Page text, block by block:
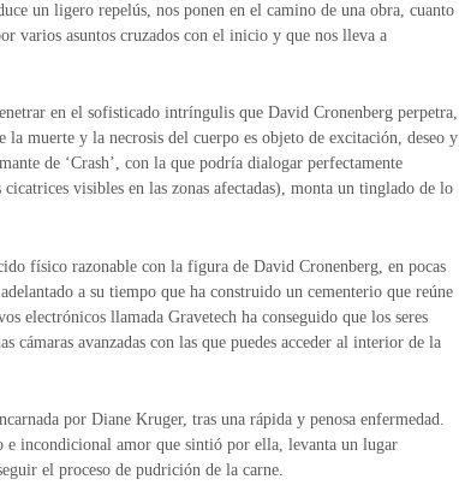
un ligero repelús, nos ponen en el camino de una obra, cuanto
varios asuntos cruzados con el inicio y que nos lleva a
en el sofisticado intríngulis que David Cronenberg perpetra,
la muerte y la necrosis del cuerpo es objeto de excitación, deseo y
de ‘Crash’, con la que podría dialogar perfectamente
visibles en las zonas afectadas), monta un tinglado de lo
físico razonable con la figura de David Cronenberg, en pocas
a su tiempo que ha construido un cementerio que reúne
electrónicos llamada Gravetech ha conseguido que los seres
cámaras avanzadas con las que puedes acceder al interior de la
por Diane Kruger, tras una rápida y penosa enfermedad.
e incondicional amor que sintió por ella, levanta un lugar
el proceso de pudrición de la carne.